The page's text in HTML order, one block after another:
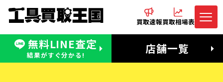
買取速報買取相場表
無料LINE査定
結果がすぐ分かる! 店舗一覧
無料LINE査定
受付：11:00〜19:00 木曜定休日
電話でお問合わせ
営業時間：11:00〜20:00